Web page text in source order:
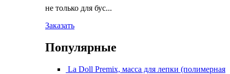
не только для бус...
Заказать
Популярные
La Doll Premix, масса для лепки (полимерная